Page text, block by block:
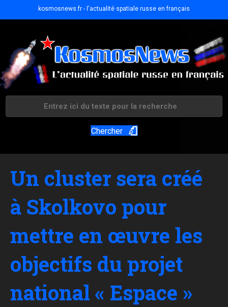
kosmosnews.fr - l'actualité spatiale russe en français
Chercher
Un cluster sera créé
à Skolkovo pour
mettre en œuvre les
objectifs du projet
national « Espace »